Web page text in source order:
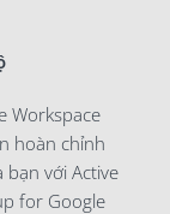
Workspace
hoàn chỉnh
với Active
for Google